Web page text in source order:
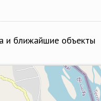
и ближайшие объекты